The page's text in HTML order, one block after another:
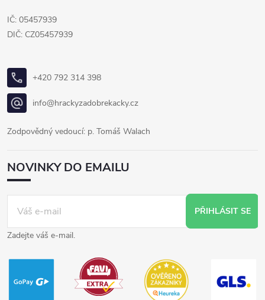
IČ: 05457939
DIČ: CZ05457939
+420 792 314 398
info@hrackyzadobrekacky.cz
Zodpovědný vedoucí: p. Tomáš Walach
NOVINKY DO EMAILU
PŘIHLÁSIT SE
Zadejte váš e-mail.